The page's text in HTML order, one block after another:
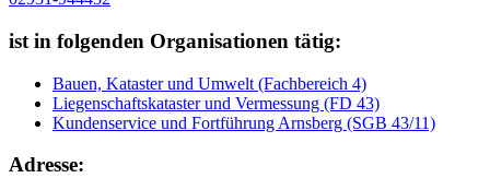
ist in folgenden Organisationen tätig:
Bauen, Kataster und Umwelt (Fachbereich 4)
Liegenschaftskataster und Vermessung (FD 43)
Kundenservice und Fortführung Arnsberg (SGB 43/11)
Adresse: